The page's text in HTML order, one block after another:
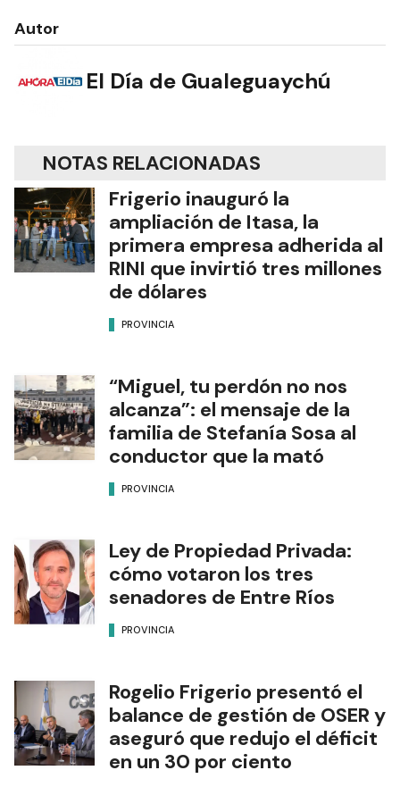
Autor
El Día de Gualeguaychú
NOTAS RELACIONADAS
Frigerio inauguró la
ampliación de Itasa, la
primera empresa adherida al
RINI que invirtió tres millones
de dólares
PROVINCIA
“Miguel, tu perdón no nos
alcanza”: el mensaje de la
familia de Stefanía Sosa al
conductor que la mató
PROVINCIA
Ley de Propiedad Privada:
cómo votaron los tres
senadores de Entre Ríos
PROVINCIA
Rogelio Frigerio presentó el
balance de gestión de OSER y
aseguró que redujo el déficit
en un 30 por ciento